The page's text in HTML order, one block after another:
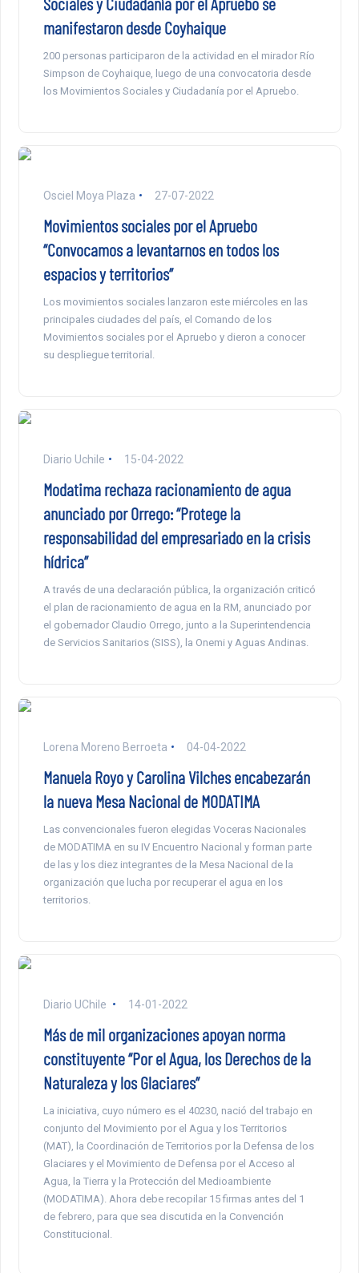
manifestaron desde Coyhaique
200 personas participaron de la actividad en el mirador Río
Simpson de Coyhaique, luego de una convocatoria desde
los Movimientos Sociales y Ciudadanía por el Apruebo.
Osciel Moya Plaza 27-07-2022
Movimientos sociales por el Apruebo
“Convocamos a levantarnos en todos los
espacios y territorios”
Los movimientos sociales lanzaron este miércoles en las
principales ciudades del país, el Comando de los
Movimientos sociales por el Apruebo y dieron a conocer
su despliegue territorial.
Diario Uchile 15-04-2022
Modatima rechaza racionamiento de agua
anunciado por Orrego: “Protege la
responsabilidad del empresariado en la crisis
hídrica”
A través de una declaración pública, la organización criticó
el plan de racionamiento de agua en la RM, anunciado por
el gobernador Claudio Orrego, junto a la Superintendencia
de Servicios Sanitarios (SISS), la Onemi y Aguas Andinas.
Lorena Moreno Berroeta 04-04-2022
Manuela Royo y Carolina Vilches encabezarán
la nueva Mesa Nacional de MODATIMA
Las convencionales fueron elegidas Voceras Nacionales
de MODATIMA en su IV Encuentro Nacional y forman parte
de las y los diez integrantes de la Mesa Nacional de la
organización que lucha por recuperar el agua en los
territorios.
Diario UChile 14-01-2022
Más de mil organizaciones apoyan norma
constituyente “Por el Agua, los Derechos de la
Naturaleza y los Glaciares”
La iniciativa, cuyo número es el 40230, nació del trabajo en
conjunto del Movimiento por el Agua y los Territorios
(MAT), la Coordinación de Territorios por la Defensa de los
Glaciares y el Movimiento de Defensa por el Acceso al
Agua, la Tierra y la Protección del Medioambiente
(MODATIMA). Ahora debe recopilar 15 firmas antes del 1
de febrero, para que sea discutida en la Convención
Constitucional.